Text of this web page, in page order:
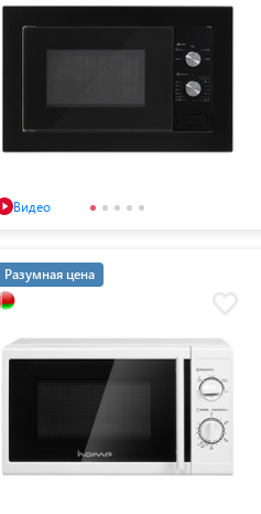
Видео
Разумная цена